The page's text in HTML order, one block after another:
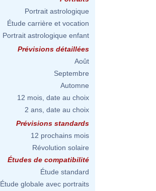
Portrait astrologique
Étude carrière et vocation
Portrait astrologique enfant
Prévisions détaillées
Août
Septembre
Automne
12 mois, date au choix
2 ans, date au choix
Prévisions standards
12 prochains mois
Révolution solaire
Études de compatibilité
Étude standard
Étude globale avec portraits